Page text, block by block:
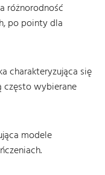
różnorodność
po pointy dla
charakteryzująca się
często wybierane
modele